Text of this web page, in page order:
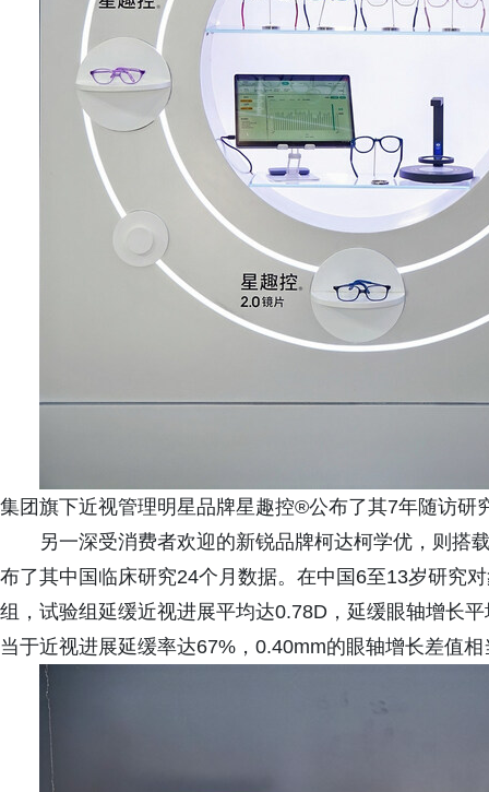
集团旗下近视管理明星品牌星趣控®公布了其7年随访研
另一深受消费者欢迎的新锐品牌柯达柯学优，则
布了其中国临床研究24个月数据。在中国6至13岁研究
组，试验组延缓近视进展平均达0.78D，延缓眼轴增长
当于近视进展延缓率达67%，0.40mm的眼轴增长差值